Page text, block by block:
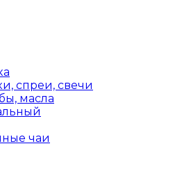
спреи, свечи
масла
чаи